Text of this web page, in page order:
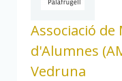
Associació de
d'Alumnes
Vedruna